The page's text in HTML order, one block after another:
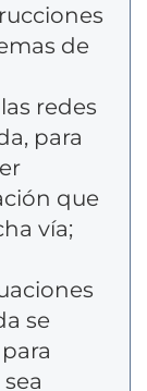
de
redes
para
que
vía;
se